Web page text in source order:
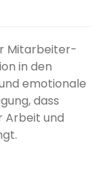
Mitarbeiter-
in den
emotionale
dass
Arbeit und